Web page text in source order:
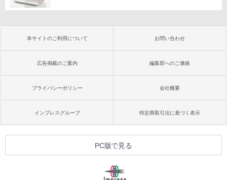
本サイトのご利用について お問い合わせ
広告掲載のご案内 編集部へのご連絡
プライバシーポリシー 会社概要
インプレスグループ 特定商取引法に基づく表示
PC版で見る